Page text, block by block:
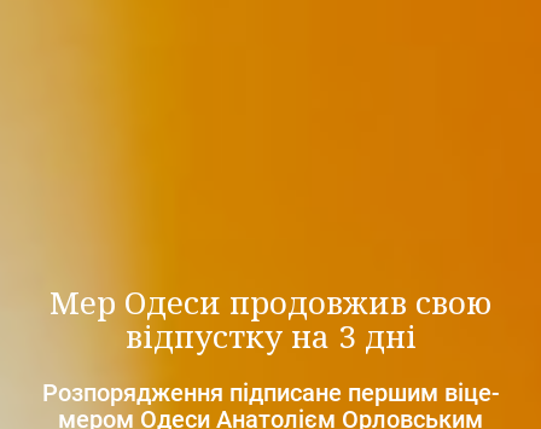
Мер Одеси продовжив свою
відпустку на 3 дні
Розпорядження підписане першим віце-
мером Одеси Анатолієм Орловським